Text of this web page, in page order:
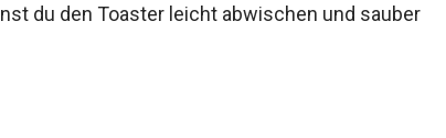
du den Toaster leicht abwischen und sauber